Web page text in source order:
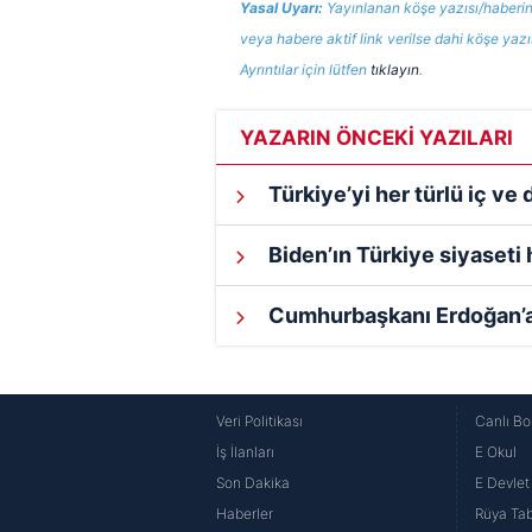
Yasal Uyarı: Yayınlanan köşe yazısı/
veya habere aktif link verilse dahi köşe
Ayrıntılar için lütfen tıklayın.
YAZARIN ÖNCEKİ YAZILARI
Türkiye’yi her türlü iç ve
Biden’ın Türkiye siyaseti
Cumhurbaşkanı
Veri Politikası
İş İlanları
Son Dakika
Haberler
Canlı
E Okul
E
Rüya